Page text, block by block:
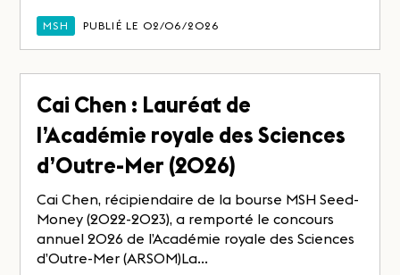
MSH PUBLIÉ LE 02/06/2026
Cai Chen : Lauréat de
l’Académie royale des Sciences
d’Outre-Mer (2026)
Cai Chen, récipiendaire de la bourse MSH Seed-
Money (2022-2023), a remporté le concours
annuel 2026 de l’Académie royale des Sciences
d’Outre-Mer (ARSOM)La...